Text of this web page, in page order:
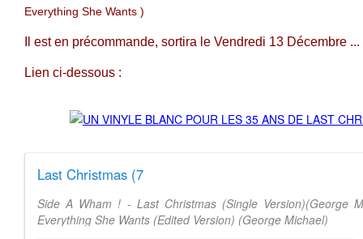
Everything She Wants )
Il est en précommande, sortira le Vendredi 13 Décembre
Lien ci-dessous :
Last Christmas (7
Side A Wham ! - Last Christmas (Single Version)(George
Everything She Wants (Edited Version) (George Michael)